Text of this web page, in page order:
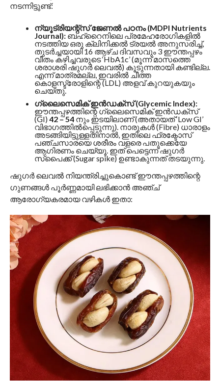
നടന്നിട്ടുണ്ട്:
ന്യൂട്രിയന്റ്സ് ജേണൽ പഠനം (MDPI Nutrients
Journal):ബഹ്‌റൈനിലെ പ്രമേഹരോഗികളിൽ
നടത്തിയ ഒരു ക്ലിനിക്കൽ ട്രയൽ അനുസരിച്ച്,
തുടർച്ചയായി 16 ആഴ്ച ദിവസവും 3 ഈന്തപ്പഴം
വീതം കഴിച്ചവരുടെ ‘HbA1c’ (മൂന്ന് മാസത്തെ
ശരാശരി ഷുഗർ ലെവൽ) കൂടുന്നതായി കണ്ടില്ല.
എന്ന് മാത്രമല്ല, ഇവരിൽ ചീത്ത
കൊളസ്ട്രോളിന്റെ (LDL) അളവ് കുറയുകയും
ചെയ്തു.
ഗ്ലൈസെമിക് ഇൻഡക്സ് (Glycemic Index):
ഈന്തപ്പഴത്തിന്റെ ഗ്ലൈസെമിക് ഇൻഡക്സ്
(GI)42 – 54നും ഇടയിലാണ് (അതായത് ‘Low GI’
വിഭാഗത്തിൽപ്പെടുന്നു). നാരുകൾ (Fibre) ധാരാളം
അടങ്ങിയിട്ടുള്ളതിനാൽ, ഇതിലെ ഫ്രക്ടോസ്
പഞ്ചസാരയെ ശരീരം വളരെ പതുക്കെയേ
ആഗിരണം ചെയ്യൂ. ഇത് പെട്ടെന്ന് ഷുഗർ
സ്പൈക്ക് (Sugar spike) ഉണ്ടാകുന്നത് തടയുന്നു.
ഷുഗർ ലെവൽ നിയന്ത്രിച്ചുകൊണ്ട് ഈന്തപ്പഴത്തിന്റെ
ഗുണങ്ങൾ പൂർണ്ണമായി ലഭിക്കാൻ അഞ്ച്
ആരോഗ്യകരമായ വഴികൾ ഇതാ: